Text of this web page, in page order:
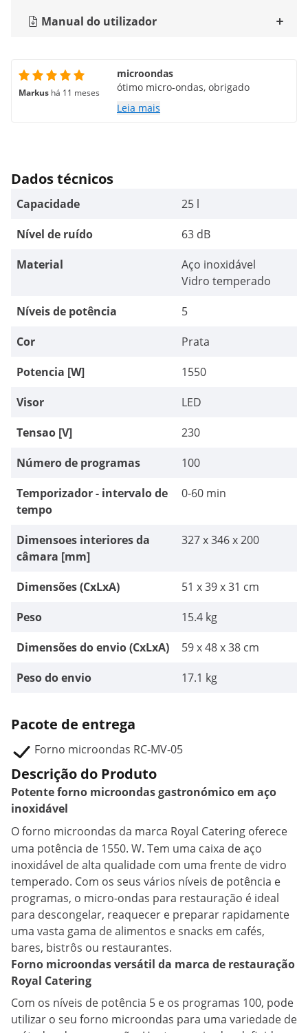
Manual do utilizador
Markus há 11 meses
microondas
ótimo micro-ondas, obrigado
Leia mais
Dados técnicos
Capacidade
25 l
Nível de ruído
63 dB
Material
Aço inoxidável
Vidro temperado
Níveis de potência
5
Cor
Prata
Potencia [W]
1550
Visor
LED
Tensao [V]
230
Número de programas
100
Temporizador - intervalo de
tempo
0-60 min
Dimensoes interiores da
câmara [mm]
327 x 346 x 200
Dimensões (CxLxA)
51 x 39 x 31 cm
Peso
15.4 kg
Dimensões do envio (CxLxA)
59 x 48 x 38 cm
Peso do envio
17.1 kg
Pacote de entrega
Forno microondas RC-MV-05
Descrição do Produto
Potente forno microondas gastronómico em aço
inoxidável
O forno microondas da marca Royal Catering oferece
uma potência de 1550. W. Tem uma caixa de aço
inoxidável de alta qualidade com uma frente de vidro
temperado. Com os seus vários níveis de potência e
programas, o micro-ondas para restauração é ideal
para descongelar, reaquecer e preparar rapidamente
uma vasta gama de alimentos e snacks em cafés,
bares, bistrôs ou restaurantes.
Forno microondas versátil da marca de restauração
Royal Catering
Com os níveis de potência 5 e os programas 100, pode
utilizar o seu forno microondas para uma variedade de